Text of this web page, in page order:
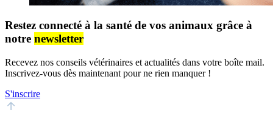
Restez connecté à la santé de vos animaux grâce à
notre newsletter
Recevez nos conseils vétérinaires et actualités dans votre boîte mail.
Inscrivez-vous dès maintenant pour ne rien manquer !
S'inscrire